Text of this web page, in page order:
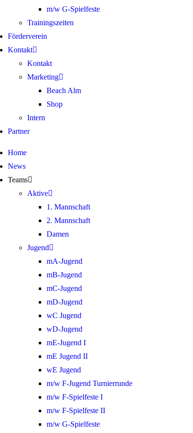
m/w G-Spielfeste
Trainingszeiten
Förderverein
Kontakt
Kontakt
Marketing
Beach Alm
Shop
Intern
Partner
Home
News
Teams
Aktive
1. Mannschaft
2. Mannschaft
Damen
Jugend
mA-Jugend
mB-Jugend
mC-Jugend
mD-Jugend
wC Jugend
wD-Jugend
mE-Jugend I
mE Jugend II
wE Jugend
m/w F-Jugend Turnierrunde
m/w F-Spielfeste I
m/w F-Spielfeste II
m/w G-Spielfeste